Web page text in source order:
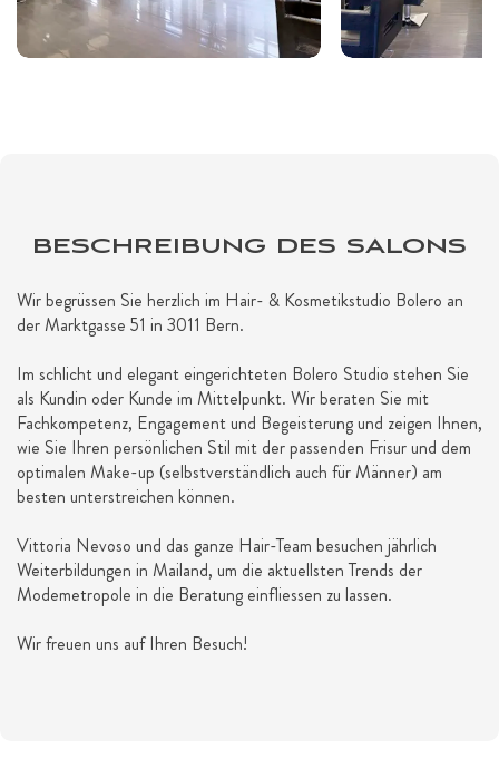
BESCHREIBUNG DES SALONS
Wir begrüssen Sie herzlich im Hair- & Kosmetikstudio Bolero an
der Marktgasse 51 in 3011 Bern.
Im schlicht und elegant eingerichteten Bolero Studio stehen Sie
als Kundin oder Kunde im Mittelpunkt. Wir beraten Sie mit
Fachkompetenz, Engagement und Begeisterung und zeigen Ihnen,
wie Sie Ihren persönlichen Stil mit der passenden Frisur und dem
optimalen Make-up (selbstverständlich auch für Männer) am
besten unterstreichen können.
Vittoria Nevoso und das ganze Hair-Team besuchen jährlich
Weiterbildungen in Mailand, um die aktuellsten Trends der
Modemetropole in die Beratung einfliessen zu lassen.
Wir freuen uns auf Ihren Besuch!